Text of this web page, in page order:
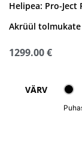
Helipea: Pro-Ject
Akrüül tolmukate
1299.00€
VÄRV